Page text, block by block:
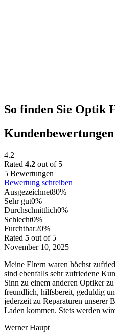
So finden Sie Optik
4.2
Rated 4.2 out of 5
5 Bewertungen
Bewertung schreiben
Ausgezeichnet80%
Sehr gut0%
Durchschnittlich0%
Schlecht0%
Furchtbar20%
Rated 5 out of 5
November 10, 2025
Meine Eltern waren höchst
sind ebenfalls sehr zufriedene
Sinn zu einem anderen Optiker
freundlich, hilfsbereit, geduldig
jederzeit zu Reparaturen unserer
Laden kommen. Stets werden
Werner Haupt